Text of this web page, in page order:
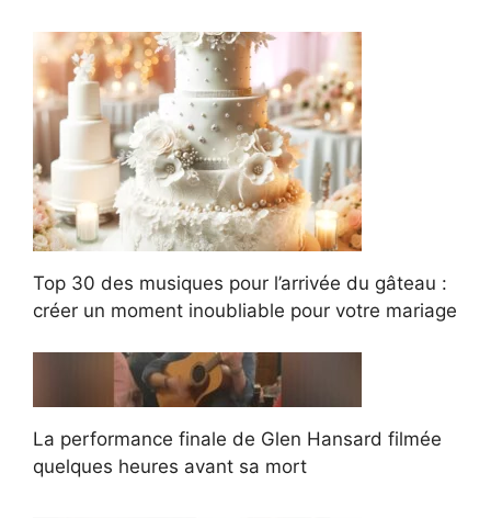
Top 30 des musiques pour l’arrivée du gâteau :
créer un moment inoubliable pour votre mariage
La performance finale de Glen Hansard filmée
quelques heures avant sa mort